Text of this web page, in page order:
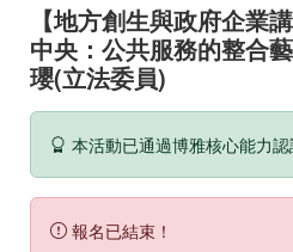
【地方創生與政府企業
中央：公共服務的整合
瓔(立法委員)
本活動已通過博雅核心能力
報名已結束！